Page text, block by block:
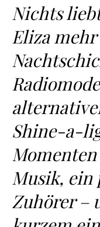
Nichts
Eliza
Shine-a-
Musik, ein
Zuhörer –